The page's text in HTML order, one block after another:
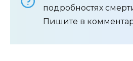
подробностях
Пишите в